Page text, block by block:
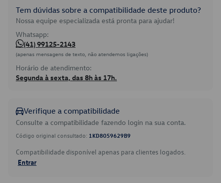
Tem dúvidas sobre a compatibilidade deste produto?
Nossa equipe especializada está pronta para ajudar!
Whatsapp:
(41) 99125-2143
(apenas mensagens de texto, não atendemos ligações)
Horário de atendimento:
Segunda à sexta, das 8h às 17h.
Verifique a compatibilidade
Consulte a compatibilidade fazendo login na sua conta.
Código original consultado: 1KD8059629B9
Compatibilidade disponível apenas para clientes logados.
Entrar